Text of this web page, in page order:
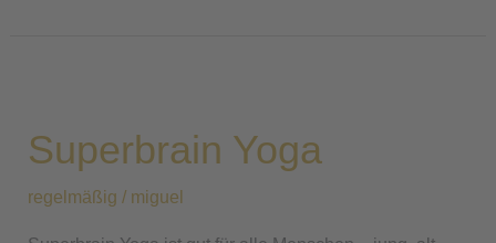
Superbrain Yoga
regelmäßig / miguel